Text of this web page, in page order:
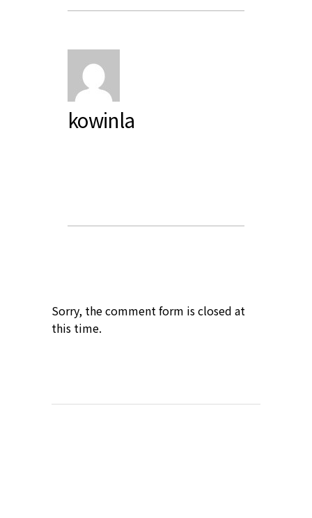
kowinla
Sorry, the comment form is closed at
this time.